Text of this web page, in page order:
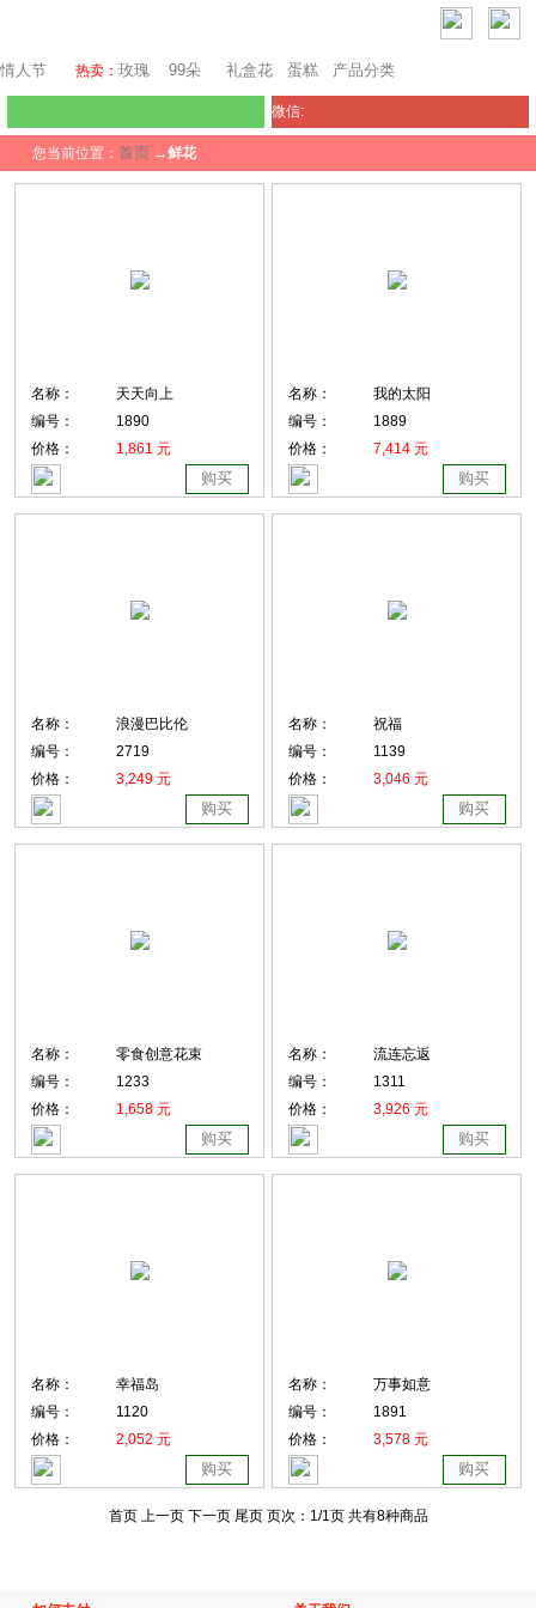
情人节 热卖： 玫瑰 99朵 礼盒花 蛋糕 产品分类
微信:
您当前位置： 首页 →鲜花
名称：
天天向上
编号：
1890
价格：
1,861 元
购买
名称：
我的太阳
编号：
1889
价格：
7,414 元
购买
名称：
浪漫巴比伦
编号：
2719
价格：
3,249 元
购买
名称：
祝福
编号：
1139
价格：
3,046 元
购买
名称：
零食创意花束
编号：
1233
价格：
1,658 元
购买
名称：
流连忘返
编号：
1311
价格：
3,926 元
购买
名称：
幸福岛
编号：
1120
价格：
2,052 元
购买
名称：
万事如意
编号：
1891
价格：
3,578 元
购买
首页 上一页 下一页 尾页页次： 1/1页 共有8种商品